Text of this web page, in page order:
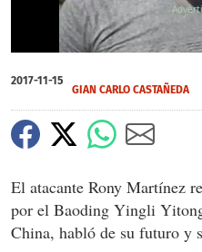
of
8
24
seconds
2017-11-15
GIAN CARLO CASTAÑEDA
El atacante Rony Martínez
por el Baoding Yingli
China, habló de su futuro y